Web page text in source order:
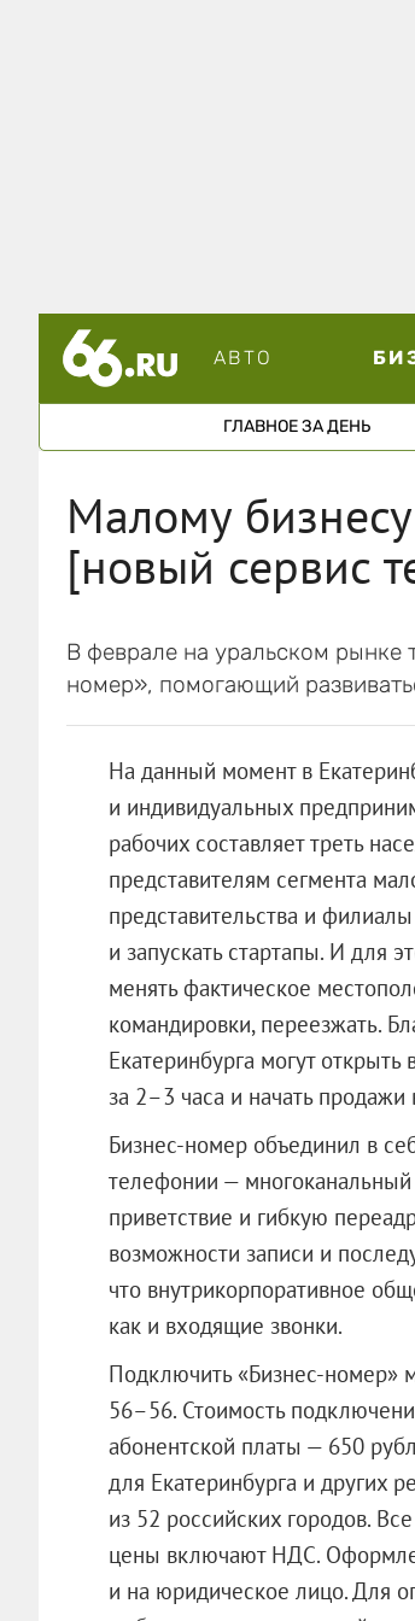
АВТО
ГЛАВНОЕ ЗА ДЕНЬ
Малому
[новый сервис
В феврале на уральском рынке
номер», помогающий
На данный момент в
и индивидуальных
рабочих составляет треть
представителям сегмента
представительства и
и запускать стартапы. И для
менять фактическое
командировки, переезжать.
Екатеринбурга могут
за 2–3 часа и начать
Бизнес-номер объединил в
телефонии —
приветствие и гибкую
возможности записи и
что внутрикорпоративное
как и входящие звонки.
Подключить «Бизнес-номер»
56–56. Стоимость
абонентской платы — 650
для Екатеринбурга и других
из 52 российских городов.
цены включают НДС.
и на юридическое лицо. Для